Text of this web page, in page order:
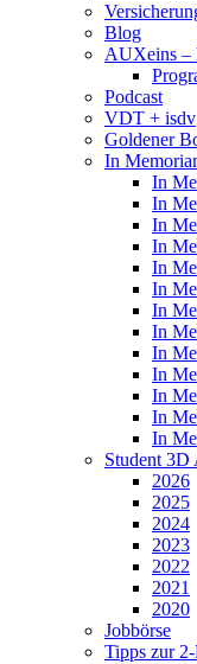
Blog
AUXeins –
Podcast
VDT + isdv
Goldener
In
In
In
In
In
In
In
In
In
In
In
In
In
In
Student
2026
2025
2024
2023
2022
2021
2020
Jobbörse
Tipps zur